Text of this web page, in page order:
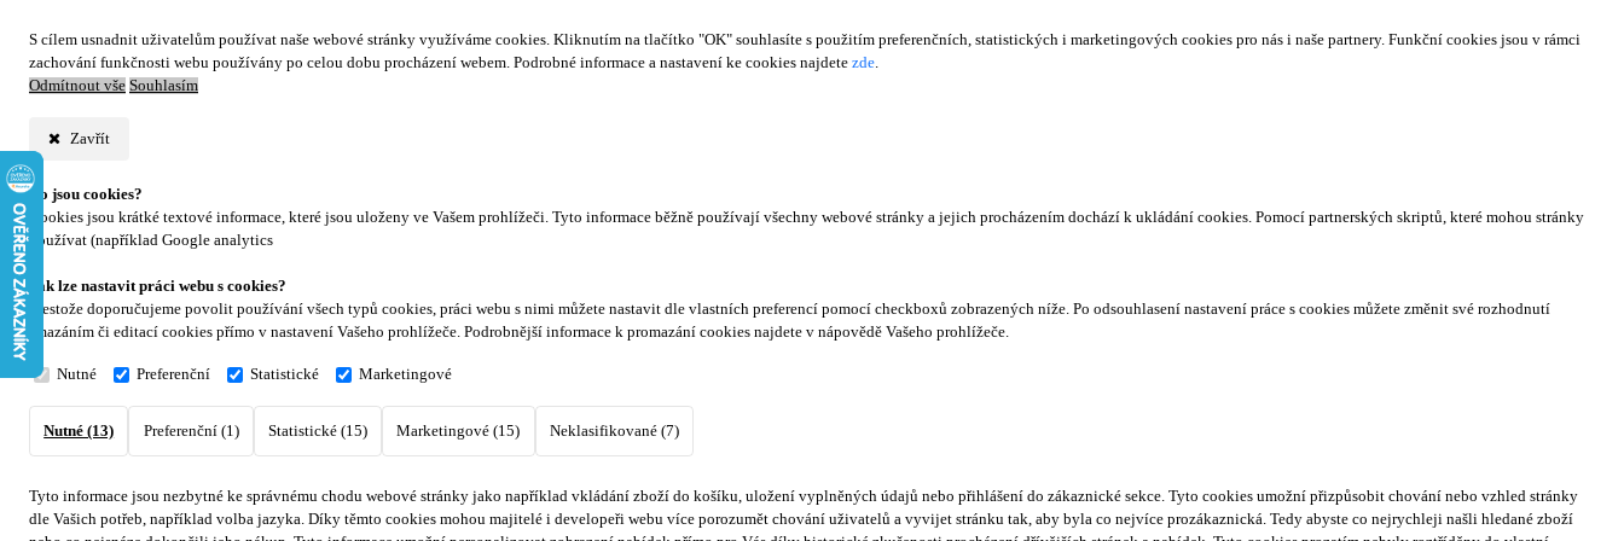
S cílem usnadnit uživatelům používat naše webové stránky využíváme cookies. Kliknutím na tlačítko "OK" souhlasíte s použitím preferenčních, statistických i marketingových cookies pro nás i naše partnery. Funkční cookies jsou v rámci
zachování funkčnosti webu používány po celou dobu procházení webem. Podrobné informace a nastavení ke cookies najdete zde.
Odmítnout vše Souhlasím
Zavřít
Co jsou cookies?
Cookies jsou krátké textové informace, které jsou uloženy ve Vašem prohlížeči. Tyto informace běžně používají všechny webové stránky a jejich procházením dochází k ukládání cookies. Pomocí partnerských skriptů, které mohou stránky
používat (například Google analytics
Jak lze nastavit práci webu s cookies?
Přestože doporučujeme povolit používání všech typů cookies, práci webu s nimi můžete nastavit dle vlastních preferencí pomocí checkboxů zobrazených níže. Po odsouhlasení nastavení práce s cookies můžete změnit své rozhodnutí
smazáním či editací cookies přímo v nastavení Vašeho prohlížeče. Podrobnější informace k promazání cookies najdete v nápovědě Vašeho prohlížeče.
Nutné Preferenční Statistické Marketingové
Nutné (13) Preferenční (1) Statistické (15) Marketingové (15) Neklasifikované (7)
Tyto informace jsou nezbytné ke správnému chodu webové stránky jako například vkládání zboží do košíku, uložení vyplněných údajů nebo přihlášení do zákaznické sekce. Tyto cookies umožní přizpůsobit chování nebo vzhled stránky
dle Vašich potřeb, například volba jazyka. Díky těmto cookies mohou majitelé i developeři webu více porozumět chování uživatelů a vyvijet stránku tak, aby byla co nejvíce prozákaznická. Tedy abyste co nejrychleji našli hledané zboží